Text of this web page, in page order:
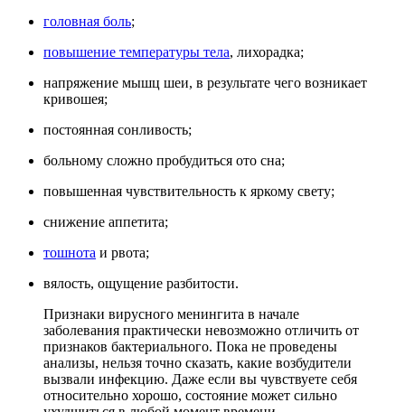
головная боль;
повышение температуры тела, лихорадка;
напряжение мышц шеи, в результате чего возникает
кривошея;
постоянная сонливость;
больному сложно пробудиться ото сна;
повышенная чувствительность к яркому свету;
снижение аппетита;
тошнота и рвота;
вялость, ощущение разбитости.
Признаки вирусного менингита в начале
заболевания практически невозможно отличить от
признаков бактериального. Пока не проведены
анализы, нельзя точно сказать, какие возбудители
вызвали инфекцию. Даже если вы чувствуете себя
относительно хорошо, состояние может сильно